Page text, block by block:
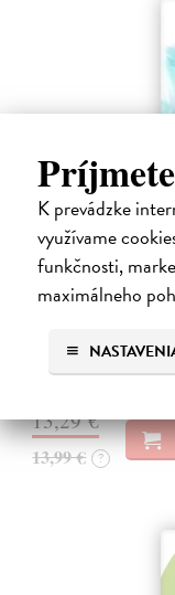
K prevádzke
využívame
funkčnosti,
maximálneho
Menej
Gajdošová Stanislava
Strávila som roky vo
som nachádzala v
Dodávateľ nemá
13,29 €
13,99 € ?